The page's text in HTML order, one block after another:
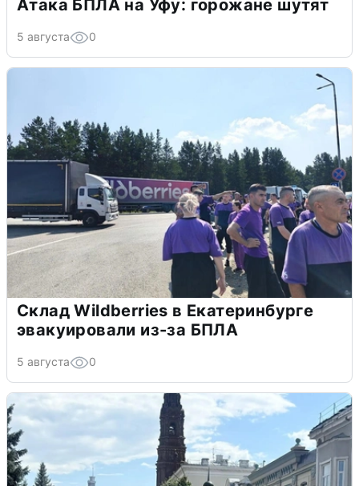
Атака БПЛА на Уфу: горожане шутят
5 августа 0
Склад Wildberries в Екатеринбурге
эвакуировали из-за БПЛА
5 августа 0